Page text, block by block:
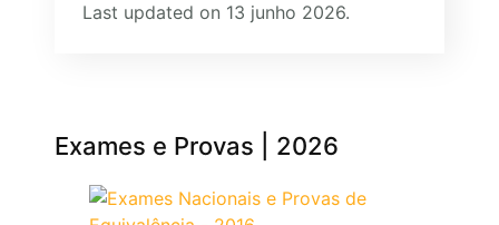
Last updated on 13 junho 2026.
Exames e Provas | 2026